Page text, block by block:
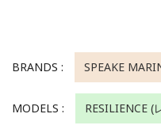
BRANDS : SPEAKE
MODELS :
RESILIENCE (